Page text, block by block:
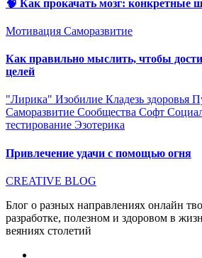
🧠 Как прокачать мозг: конкретные
Мотивация Саморазвитие
Как правильно мыслить, чтобы
целей
"Лирика" Изобилие Кладезь здоровья
Саморазвитие Сообщества Софт
тестирование Эзотерика
Привлечение удачи с помощью огня
CREATIVE BLOG
Блог о разных направлениях онлайн
разработке, полезном и здоровом в
веяниях столетий